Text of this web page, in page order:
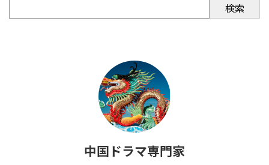
検索
中国ドラマ専門家